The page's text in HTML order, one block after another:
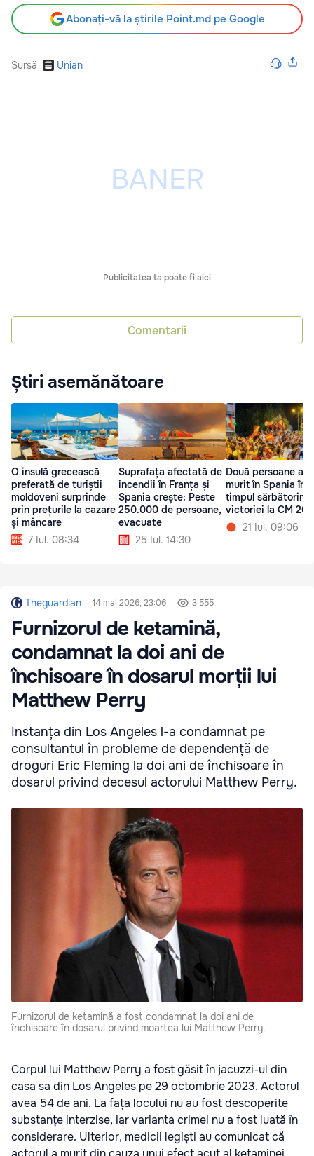
Abonați-vă la știrile Point.md pe Google
Sursă Unian
Publicitatea ta poate fi aici
Comentarii
Știri asemănătoare
O insulă grecească
preferată de turiștii
moldoveni surprinde
prin prețurile la cazare
și mâncare
7 Iul. 08:34
Suprafața afectată de
incendii în Franța și
Spania crește: Peste
250.000 de persoane,
evacuate
25 Iul. 14:30
Două persoane au
murit în Spania în
timpul sărbătoririi
victoriei la CM
21 Iul. 09:06
Theguardian 14 mai 2026, 23:06 3 555
Furnizorul de ketamină,
condamnat la doi ani de
închisoare în dosarul morții lui
Matthew Perry
Instanța din Los Angeles l-a condamnat pe
consultantul în probleme de dependență de
droguri Eric Fleming la doi ani de închisoare în
dosarul privind decesul actorului Matthew Perry.
Furnizorul de ketamină a fost condamnat la doi ani de
închisoare în dosarul privind moartea lui Matthew Perry.
Corpul lui Matthew Perry a fost găsit în jacuzzi-ul din
casa sa din Los Angeles pe 29 octombrie 2023. Actorul
avea 54 de ani. La fața locului nu au fost descoperite
substanțe interzise, iar varianta crimei nu a fost luată în
considerare. Ulterior, medicii legiști au comunicat că